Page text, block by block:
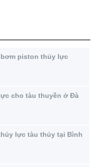
piston thủy lực
cho tàu thuyền ở Đà
lực tàu thủy tại Bình